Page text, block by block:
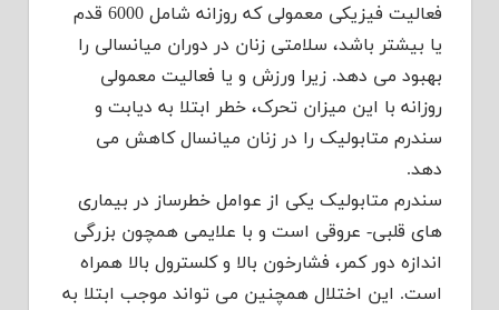
فعالیت فیزیکی معمولی که روزانه شامل 6000 قدم
یا بیشتر باشد، سلامتی زنان در دوران میانسالی را
بهبود می دهد. زیرا ورزش و یا فعالیت معمولی
روزانه با این میزان تحرک، خطر ابتلا به دیابت و
سندرم متابولیک را در زنان میانسال کاهش می
دهد.
سندرم متابولیک یکی از عوامل خطرساز در بیماری
های قلبی- عروقی است و با علایمی همچون بزرگی
اندازه دور کمر، فشارخون بالا و کلسترول بالا همراه
است. این اختلال همچنین می تواند موجب ابتلا به